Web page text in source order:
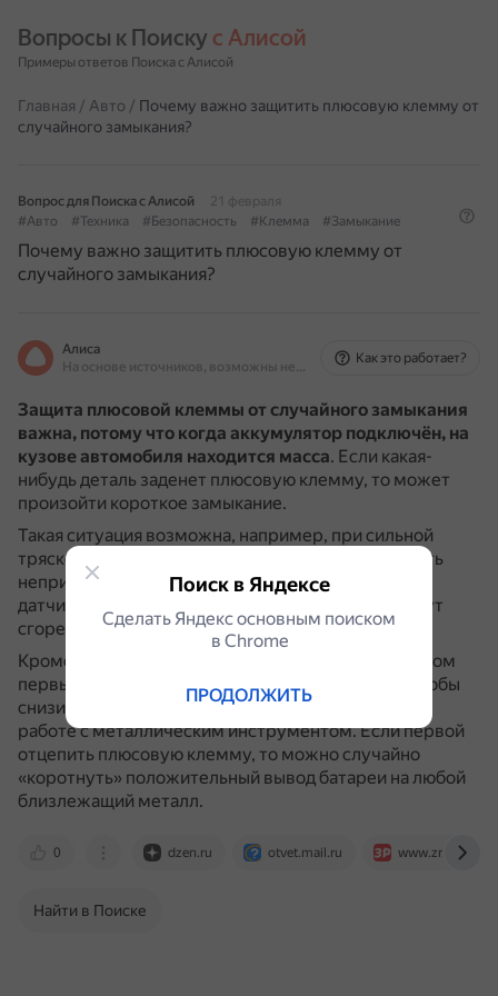
Вопросы к Поиску с Алисой
Примеры ответов Поиска с Алисой
Главная / Авто / Почему важно защитить плюсовую клемму от
случайного замыкания?
Вопрос для Поиска с Алисой
21 февраля
#Авто
#Техника #Безопасность #Клемма #Замыкание
Почему важно защитить плюсовую клемму от
случайного замыкания?
Алиса
На основе источников, возможны неточности
Как это работает?
Защита плюсовой клеммы от случайного замыкания
важна, потому что когда аккумулятор подключён, на
кузове автомобиля находится масса. Если какая-
нибудь деталь заденет плюсовую клемму, то может
произойти короткое замыкание.
Такая ситуация возможна, например, при сильной
тряске машины на дороге.
Последствия могут быть
неприятными: в автомобиле много электроники,
датчиков, ЭБУ, и от короткого замыкания они могут
сгореть.
Кроме того, при проведении работ с аккумулятором
первым лучше отключать «массовый» провод, чтобы
снизить вероятность случайного замыкания при
работе с металлическим инструментом.Если первой
отцепить плюсовую клемму, то можно случайно
«коротнуть» положительный вывод батареи на любой
близлежащий металл.
0 dzen.ru otvet.mail.ru www.zr.ru
Найти в Поиске
Поиск в Яндексе
Сделать Яндекс основным поиском
в Сhrome
ПРОДОЛЖИТЬ